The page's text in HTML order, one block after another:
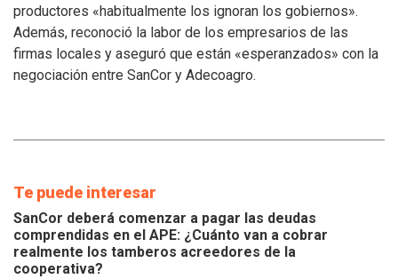
inconvenientes
de
los
tamberos
productores «habitualmente los ignoran los gobiernos».
Además, reconoció la labor de los empresarios de las
firmas locales y aseguró que están «esperanzados» con la
negociación entre SanCor y Adecoagro.
Te puede interesar
SanCor deberá comenzar a pagar las deudas
comprendidas en el APE: ¿Cuánto van a cobrar
realmente los tamberos acreedores de la
cooperativa?